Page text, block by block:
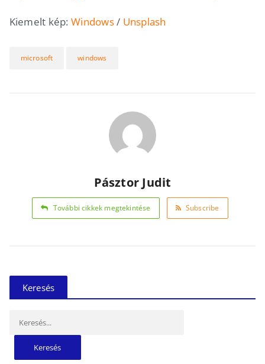
Kiemelt kép:Windows/ Unsplash
microsoft windows
Pásztor Judit
További cikkek megtekintése Subscribe
Keresés